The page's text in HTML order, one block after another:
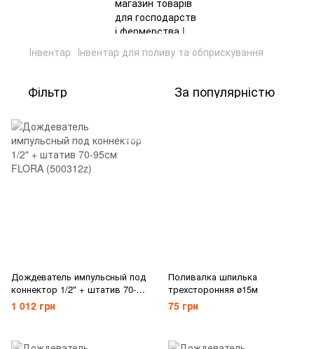
Інвентар Інвентар для поливу та обприскування
Фільтр За популярністю
Дождеватель импульсный под
коннектор 1/2" + штатив 70-
95см FLORA (500312z)
1 012 грн
Поливалка шпилька
трехсторонняя ø15м
75 грн